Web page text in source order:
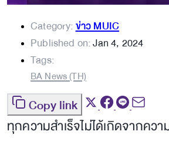
Category:ข่าว MUIC
Published on:Jan 4, 2024
Tags:
BA News (TH)
Copy link
ทุกความสำเร็จไม่ได้เกิดจากคว